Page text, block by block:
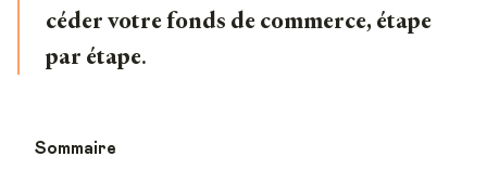
céder votre fonds de commerce, étape
par étape.
Sommaire